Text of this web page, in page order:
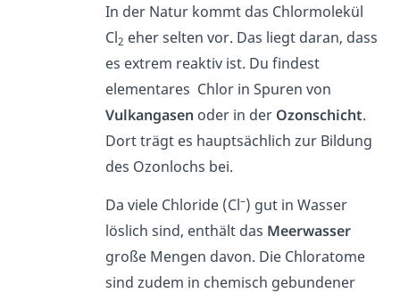
In der Natur kommt das Chlormolekül
Cl2 eher selten vor. Das liegt daran, dass
es extrem reaktiv ist. Du findest
elementares Chlor in Spuren von
Vulkangasen oder in der Ozonschicht.
Dort trägt es hauptsächlich zur Bildung
des Ozonlochs bei.
Da viele Chloride (Cl–) gut in Wasser
löslich sind, enthält das Meerwasser
große Mengen davon. Die Chloratome
sind zudem in chemisch gebundener